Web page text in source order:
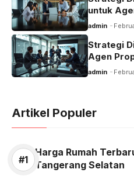
untuk
admin
Strategi
Agen
admin
Artikel Populer
Harga Rumah
Tangerang Selatan